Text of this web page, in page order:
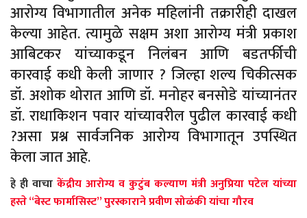
आरोग्य विभागातील अनेक महिलांनी तक्रारीही दाखल
केल्या आहेत. त्यामुळे सक्षम अशा आरोग्य मंत्री प्रकाश
आबिटकर यांच्याकडून निलंबन आणि बडतर्फीची
कारवाई कधी केली जाणार ? जिल्हा शल्य चिकीत्सक
डॉ. अशोक थोरात आणि डॉ. मनोहर बनसोडे यांच्यानंतर
डॉ. राधाकिशन पवार यांच्यावरील पुढील कारवाई कधी
?असा प्रश्न सार्वजनिक आरोग्य विभागातून उपस्थित
केला जात आहे.
हे ही वाचा केंद्रीय आरोग्य व कुटुंब कल्याण मंत्री अनुप्रिया पटेल यांच्या
हस्ते “बेस्ट फार्मासिस्ट” पुरस्काराने प्रवीण सोळंकी यांचा गौरव